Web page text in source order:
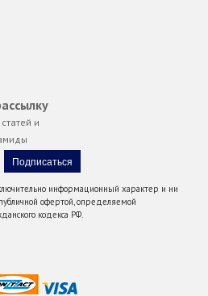
и
информационный характер и ни
офертой, определяемой
кодекса РФ.